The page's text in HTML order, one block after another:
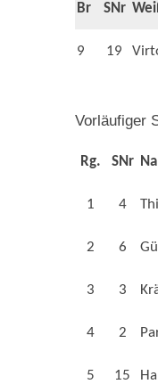
Br SNr
9 19
Vorläufiger
Rg. SNr
1 4
2 6
3 3
4 2
5 15